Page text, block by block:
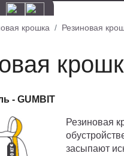
крошка Резиновая
- GUMBIT
Резиновая
засыпают